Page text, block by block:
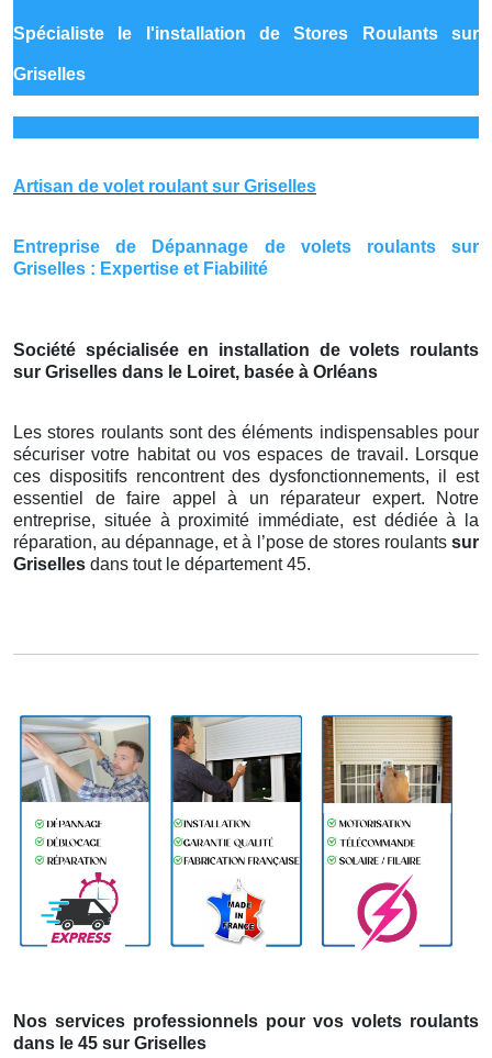
Spécialiste le l'installation de Stores Roulants sur
Griselles
Artisan de volet roulant sur Griselles
Entreprise de Dépannage de volets roulants sur
Griselles : Expertise et Fiabilité
Société spécialisée en installation de volets roulants
sur Griselles dans le Loiret, basée à Orléans
Les stores roulants sont des éléments indispensables pour
sécuriser votre habitat ou vos espaces de travail. Lorsque
ces dispositifs rencontrent des dysfonctionnements, il est
essentiel de faire appel à un réparateur expert. Notre
entreprise, située à proximité immédiate, est dédiée à la
réparation, au dépannage, et à l’pose de stores roulants sur
Griselles dans tout le département 45.
Nos services professionnels pour vos volets roulants
dans le 45 sur Griselles